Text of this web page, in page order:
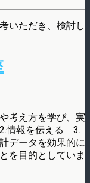
いただき、検討し
考え方を学び、実
情報を伝える 3.
データを効果的に
を目的としていま